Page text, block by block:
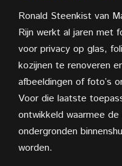
Ronald Steenkist van
Rijn werkt al jaren met
voor privacy op glas,
kozijnen te renoveren
afbeeldingen of foto’s
Voor die laatste
ontwikkeld waarmee
ondergronden
worden.